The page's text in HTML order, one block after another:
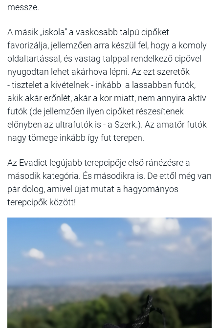
messze.
A másik „iskola” a vaskosabb talpú cipőket
favorizálja, jellemzően arra készül fel, hogy a komoly
oldaltartással, és vastag talppal rendelkező cipővel
nyugodtan lehet akárhova lépni. Az ezt szeretők
- tisztelet a kivételnek - inkább a lassabban futók,
akik akár erőnlét, akár a kor miatt, nem annyira aktív
futók (de jellemzően ilyen cipőket részesítenek
előnyben az ultrafutók is - a Szerk.). Az amatőr futók
nagy tömege inkább így fut terepen.
Az Evadict legújabb terepcipője első ránézésre a
második kategória. És másodikra is. De ettől még van
pár dolog, amivel újat mutat a hagyományos
terepcipők között!